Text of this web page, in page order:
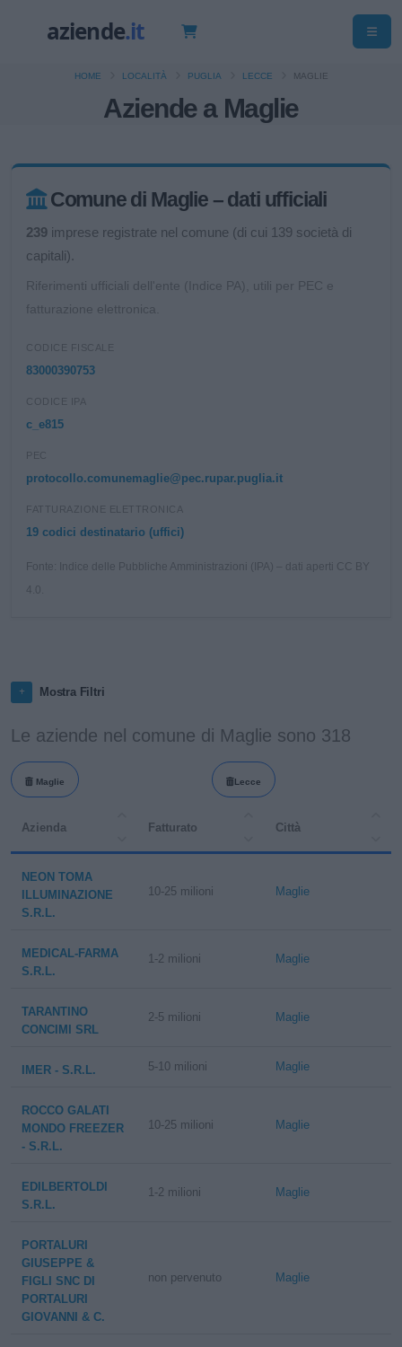
Aziende a Maglie
HOME LOCALITÀ PUGLIA LECCE MAGLIE
Comune di Maglie – dati ufficiali
239 imprese registrate nel comune (di cui 139 società di
capitali).
Riferimenti ufficiali dell'ente (Indice PA), utili per PEC e
fatturazione elettronica.
CODICE FISCALE
83000390753
CODICE IPA
c_e815
PEC
protocollo.comunemaglie@pec.rupar.puglia.it
FATTURAZIONE ELETTRONICA
19 codici destinatario (uffici)
Fonte: Indice delle Pubbliche Amministrazioni (IPA) – dati aperti CC BY
Mostra Filtri
Le aziende nel comune di Maglie sono 318
Maglie Lecce
Azienda Fatturato Città
NEON TOMA
ILLUMINAZIONE
S.R.L.
10-25 milioni Maglie
MEDICAL-FARMA
S.R.L.
1-2 milioni Maglie
TARANTINO
CONCIMI SRL
2-5 milioni Maglie
IMER - S.R.L. 5-10 milioni Maglie
ROCCO GALATI
MONDO FREEZER
- S.R.L.
10-25 milioni Maglie
EDILBERTOLDI
S.R.L.
1-2 milioni Maglie
PORTALURI
GIUSEPPE &
FIGLI SNC DI
PORTALURI
GIOVANNI & C.
non pervenuto Maglie